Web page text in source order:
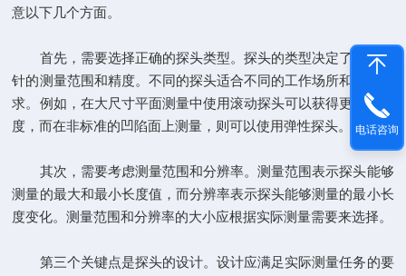
意以下几个方面。
首先，需要选择正确的探头类型。探头的类型决定了蔡司探
针的测量范围和精度。不同的探头适合不同的工作场所和测量要
求。例如，在大尺寸平面测量中使用滚动探头可以获得更高的精
度，而在非标准的凹陷面上测量，则可以使用弹性探头。
其次，需要考虑测量范围和分辨率。测量范围表示探头能够
测量的最大和最小长度值，而分辨率表示探头能够测量的最小长
度变化。测量范围和分辨率的大小应根据实际测量需要来选择。
第三个关键点是探头的设计。设计应满足实际测量任务的要
电话咨询